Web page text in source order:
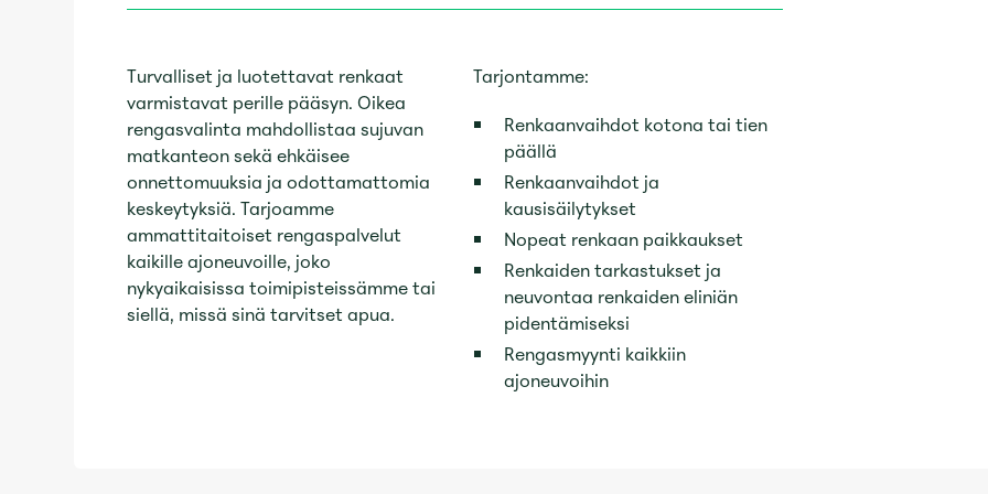
Turvalliset ja luotettavat renkaat
varmistavat perille pääsyn. Oikea
rengasvalinta mahdollistaa sujuvan
matkanteon sekä ehkäisee
onnettomuuksia ja odottamattomia
keskeytyksiä. Tarjoamme
ammattitaitoiset rengaspalvelut
kaikille ajoneuvoille, joko
nykyaikaisissa toimipisteissämme tai
siellä, missä sinä tarvitset apua.
Tarjontamme:
Renkaanvaihdot kotona tai tien
päällä
Renkaanvaihdot ja
kausisäilytykset
Nopeat renkaan paikkaukset
Renkaiden tarkastukset ja
neuvontaa renkaiden eliniän
pidentämiseksi
Rengasmyynti kaikkiin
ajoneuvoihin